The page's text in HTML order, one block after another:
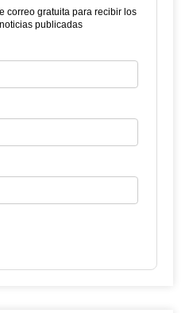
correo gratuita para recibir los
publicadas